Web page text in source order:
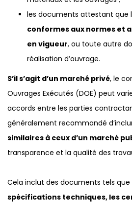
les documents attestant que
conformes aux normes et
en vigueur, ou toute autre
réalisation d’ouvrage.
S’il s’agit d’un marché privé, le
Ouvrages Exécutés (DOE) peut
accords entre les parties
généralement recommandé
similaires à ceux d’un marché
transparence et la qualité des
Cela inclut des documents tels que
spécifications techniques, les